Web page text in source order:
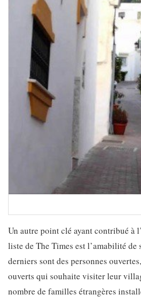
Un autre point clé ayant contribué à
liste de The Times est l’amabilité de
derniers sont des personnes
ouverts qui souhaite visiter leur
nombre de familles étrangères